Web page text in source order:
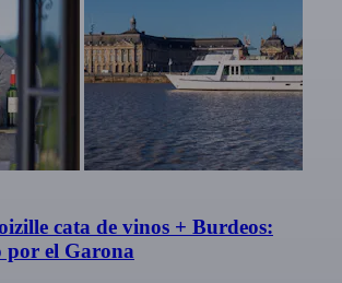
cata de vinos + Burdeos:
por el Garona